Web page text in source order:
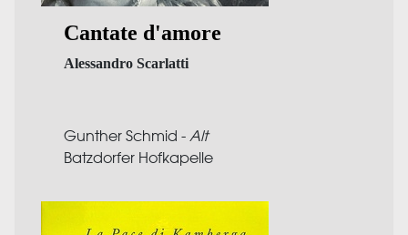
Cantate d'amore
Alessandro Scarlatti
Gunther Schmid - Alt
Batzdorfer Hofkapelle